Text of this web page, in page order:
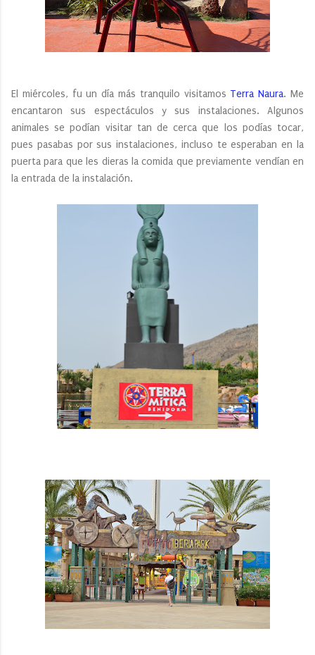
El miércoles, fu un día más tranquilo visitamos Terra Naura. Me
encantaron sus espectáculos y sus instalaciones. Algunos
animales se podían visitar tan de cerca que los podías tocar,
pues pasabas por sus instalaciones, incluso te esperaban en la
puerta para que les dieras la comida que previamente vendían en
la entrada de la instalación.